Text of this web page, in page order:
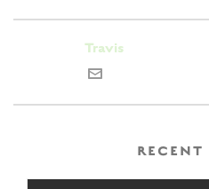
Travis
RECENT